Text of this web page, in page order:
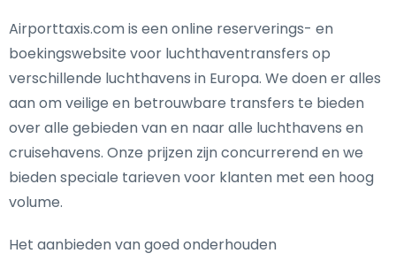
Airporttaxis.com is een online reserverings- en
boekingswebsite voor luchthaventransfers op
verschillende luchthavens in Europa. We doen er alles
aan om veilige en betrouwbare transfers te bieden
over alle gebieden van en naar alle luchthavens en
cruisehavens. Onze prijzen zijn concurrerend en we
bieden speciale tarieven voor klanten met een hoog
volume.
Het aanbieden van goed onderhouden